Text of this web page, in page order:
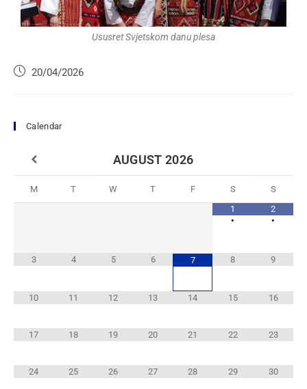
Ususret Svjetskom danu plesa
20/04/2026
Calendar
AUGUST 2026
M T W T F S
S
1
•
2
•
3 4 5 6 7 8 9
10 11 12 13 14 15 16
17 18 19 20 21 22 23
24 25 26 27 28 29 30